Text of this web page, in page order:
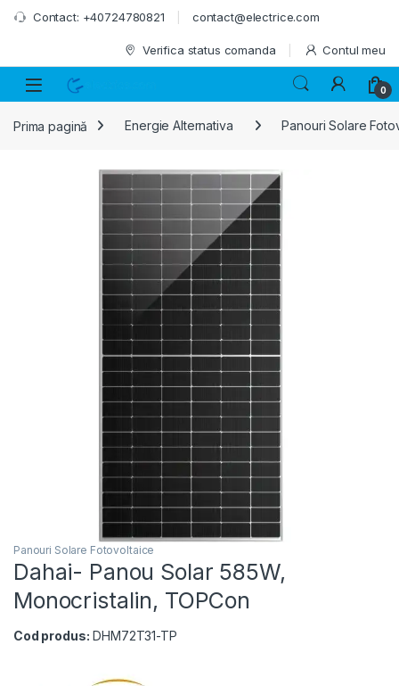
Skip to navigation
Skip to content
Contact: +40724780821 contact@electrice.com
Verifica status comanda Contul meu
0
Prima pagină Energie Alternativa Panouri Solare
Panouri Solare Fotovoltaice
Dahai- Panou Solar 585W,
Monocristalin, TOPCon
Cod produs: DHM72T31-TP